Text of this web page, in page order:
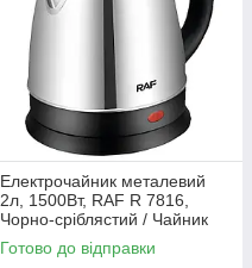
Електрочайник металевий
2л, 1500Вт, RAF R 7816,
Чорно-сріблястий / Чайник
електричний з нержавіючої
сталі
Готово до відправки